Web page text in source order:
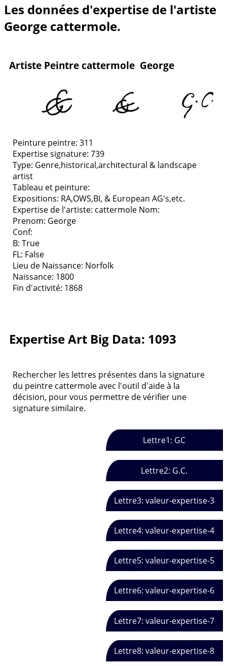
Les données d'expertise de l'artiste
George cattermole.
Artiste Peintre cattermole George
Peinture peintre: 311
Expertise signature: 739
Type: Genre,historical,architectural & landscape
artist
Tableau et peinture:
Expositions: RA,OWS,BI, & European AG's,etc.
Expertise de l'artiste: cattermole Nom:
Prenom: George
Conf:
B: True
FL: False
Lieu de Naissance: Norfolk
Naissance: 1800
Fin d'activité: 1868
Expertise Art Big Data: 1093
Rechercher les lettres présentes dans la signature
du peintre cattermole avec l'outil d'aide à la
décision, pour vous permettre de vérifier une
signature similaire.
Lettre1: GC
Lettre2: G.C.
Lettre3: valeur-expertise-3
Lettre4: valeur-expertise-4
Lettre5: valeur-expertise-5
Lettre6: valeur-expertise-6
Lettre7: valeur-expertise-7
Lettre8: valeur-expertise-8